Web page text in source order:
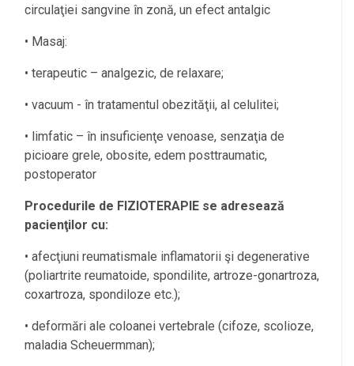
circulaţiei sangvine în zonă, un efect antalgic
• Masaj:
• terapeutic – analgezic, de relaxare;
• vacuum - în tratamentul obezităţii, al celulitei;
• limfatic – în insuficienţe venoase, senzaţia de
picioare grele, obosite, edem posttraumatic,
postoperator
Procedurile de FIZIOTERAPIE se adresează
pacienţilor cu:
• afecţiuni reumatismale inflamatorii şi degenerative
(poliartrite reumatoide, spondilite, artroze-gonartroza,
coxartroza, spondiloze etc.);
• deformări ale coloanei vertebrale (cifoze, scolioze,
maladia Scheuermman);